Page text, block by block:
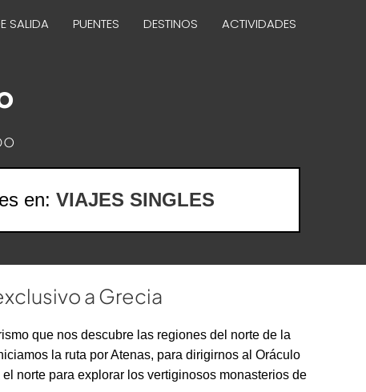
SALIDA PUENTES DESTINOS ACTIVIDADES
en: VIAJES SINGLES
a Grecia
que nos descubre las regiones del norte de la
la ruta por Atenas, para dirigirnos al Oráculo
norte para explorar los vertiginosos monasterios de